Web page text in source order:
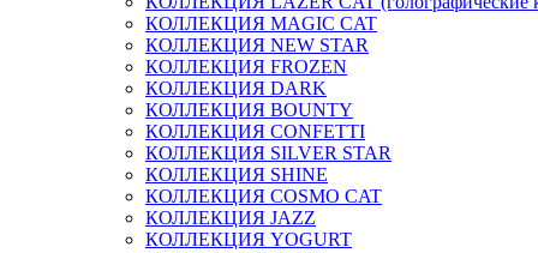
КОЛЛЕКЦИЯ MAGIC CAT
КОЛЛЕКЦИЯ NEW STAR
КОЛЛЕКЦИЯ FROZEN
КОЛЛЕКЦИЯ DARK
КОЛЛЕКЦИЯ BOUNTY
КОЛЛЕКЦИЯ CONFETTI
КОЛЛЕКЦИЯ SILVER STAR
КОЛЛЕКЦИЯ SHINE
КОЛЛЕКЦИЯ COSMO CAT
КОЛЛЕКЦИЯ JAZZ
КОЛЛЕКЦИЯ YOGURT